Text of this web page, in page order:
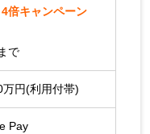
倍キャンペーン
で
円(利用付帯)
Pay